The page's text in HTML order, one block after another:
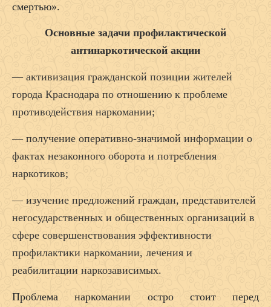
смертью».
Основные задачи профилактической
антинаркотической акции
— активизация гражданской позиции жителей
города Краснодара по отношению к проблеме
противодействия наркомании;
— получение оперативно-значимой информации о
фактах незаконного оборота и потребления
наркотиков;
— изучение предложений граждан, представителей
негосударственных и общественных организаций в
сфере совершенствования эффективности
профилактики наркомании, лечения и
реабилитации наркозависимых.
Проблема наркомании остро стоит перед